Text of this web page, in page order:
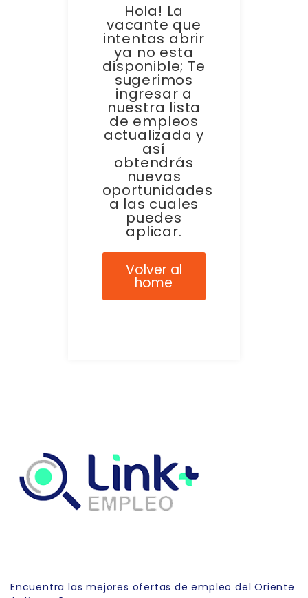
Hola! La
vacante que
intentas abrir
ya no esta
disponible; Te
sugerimos
ingresar a
nuestra lista
de empleos
actualizada y
así
obtendrás
nuevas
oportunidades
a las cuales
puedes
aplicar.
Volver al
home
Encuentra las mejores ofertas de empleo del Oriente